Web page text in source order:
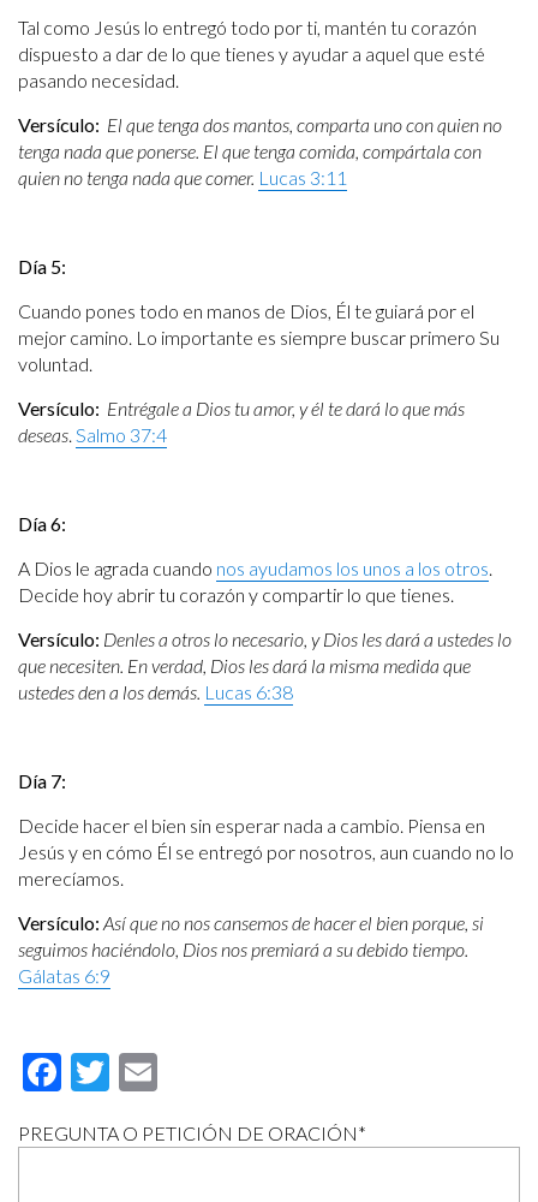
Tal como Jesús lo entregó todo por ti, mantén tu corazón
dispuesto a dar de lo que tienes y ayudar a aquel que esté
pasando necesidad.
Versículo: El que tenga dos mantos, comparta uno con quien no
tenga nada que ponerse. El que tenga comida, compártala con
quien no tenga nada que comer. Lucas 3:11
Día 5:
Cuando pones todo en manos de Dios, Él te guiará por el
mejor camino. Lo importante es siempre buscar primero Su
voluntad.
Versículo: Entrégale a Dios tu amor, y él te dará lo que más
deseas. Salmo 37:4
Día 6:
A Dios le agrada cuando nos ayudamos los unos a los otros.
Decide hoy abrir tu corazón y compartir lo que tienes.
Versículo: Denles a otros lo necesario, y Dios les dará a ustedes lo
que necesiten. En verdad, Dios les dará la misma medida que
ustedes den a los demás. Lucas 6:38
Día 7:
Decide hacer el bien sin esperar nada a cambio. Piensa en
Jesús y en cómo Él se entregó por nosotros, aun cuando no lo
merecíamos.
Versículo: Así que no nos cansemos de hacer el bien porque, si
seguimos haciéndolo, Dios nos premiará a su debido tiempo.
Gálatas 6:9
Facebook
Twitter
PREGUNTA O PETICIÓN DE ORACIÓN*